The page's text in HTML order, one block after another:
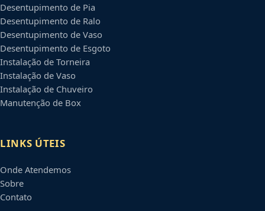
Desentupimento de Pia
Desentupimento de Ralo
Desentupimento de Vaso
Desentupimento de Esgoto
Instalação de Torneira
Instalação de Vaso
Instalação de Chuveiro
Manutenção de Box
LINKS ÚTEIS
Onde Atendemos
Sobre
Contato